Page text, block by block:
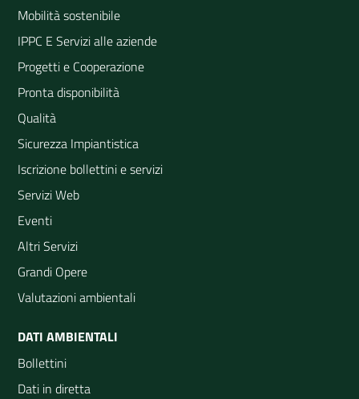
Mobilità sostenibile
IPPC E Servizi alle aziende
Progetti e Cooperazione
Pronta disponibilità
Qualità
Sicurezza Impiantistica
Iscrizione bollettini e servizi
Servizi Web
Eventi
Altri Servizi
Grandi Opere
Valutazioni ambientali
DATI AMBIENTALI
Bollettini
Dati in diretta